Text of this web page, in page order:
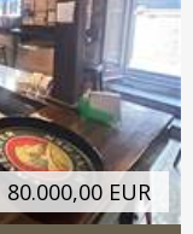
80.000,00 EUR